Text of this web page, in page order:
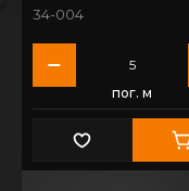
34-004
пог. м